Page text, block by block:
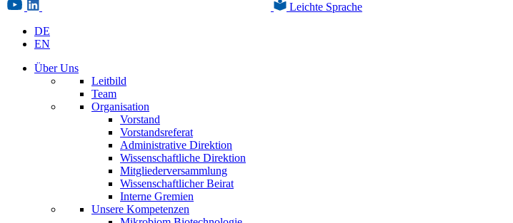
Leichte Sprache
DE
EN
Über Uns
Leitbild
Team
Organisation
Vorstand
Vorstandsreferat
Administrative Direktion
Wissenschaftliche Direktion
Mitgliederversammlung
Wissenschaftlicher Beirat
Interne Gremien
Unsere Kompetenzen